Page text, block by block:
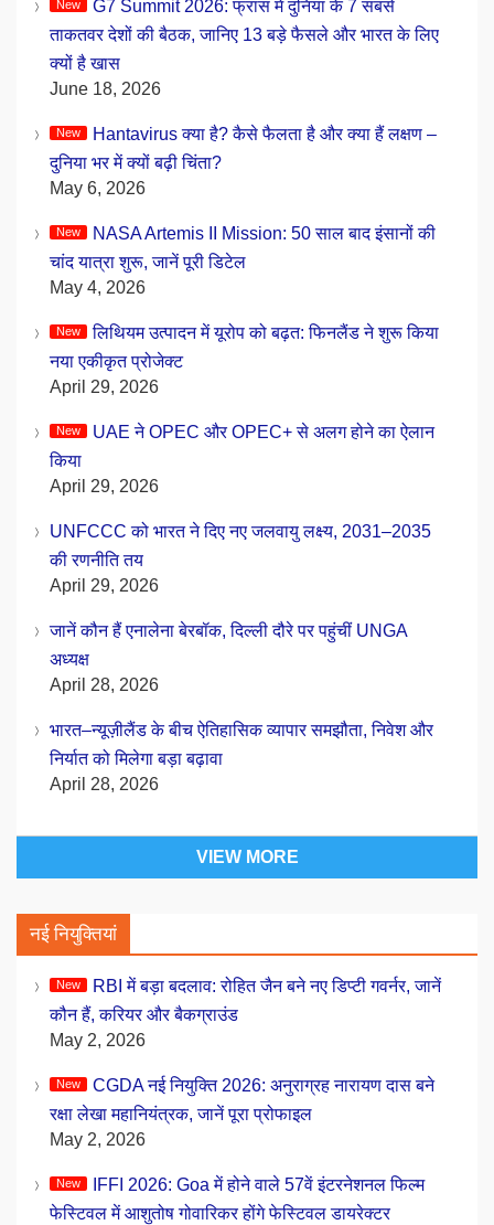
G7 Summit 2026: फ्रांस में दुनिया के 7 सबसे
ताकतवर देशों की बैठक, जानिए 13 बड़े फैसले और भारत के लिए
क्यों है खास
June 18, 2026
Hantavirus क्या है? कैसे फैलता है और क्या हैं लक्षण –
दुनिया भर में क्यों बढ़ी चिंता?
May 6, 2026
NASA Artemis II Mission: 50 साल बाद इंसानों की
चांद यात्रा शुरू, जानें पूरी डिटेल
May 4, 2026
लिथियम उत्पादन में यूरोप को बढ़त: फिनलैंड ने शुरू किया
नया एकीकृत प्रोजेक्ट
April 29, 2026
UAE ने OPEC और OPEC+ से अलग होने का ऐलान
किया
April 29, 2026
UNFCCC को भारत ने दिए नए जलवायु लक्ष्य, 2031–2035
की रणनीति तय
April 29, 2026
जानें कौन हैं एनालेना बेरबॉक, दिल्ली दौरे पर पहुंचीं UNGA
अध्यक्ष
April 28, 2026
भारत–न्यूज़ीलैंड के बीच ऐतिहासिक व्यापार समझौता, निवेश और
निर्यात को मिलेगा बड़ा बढ़ावा
April 28, 2026
VIEW MORE
नई नियुक्तियां
RBI में बड़ा बदलाव: रोहित जैन बने नए डिप्टी गवर्नर, जानें
कौन हैं, करियर और बैकग्राउंड
May 2, 2026
CGDA नई नियुक्ति 2026: अनुराग्रह नारायण दास बने
रक्षा लेखा महानियंत्रक, जानें पूरा प्रोफाइल
May 2, 2026
IFFI 2026: Goa में होने वाले 57वें इंटरनेशनल फिल्म
फेस्टिवल में आशुतोष गोवारिकर होंगे फेस्टिवल डायरेक्टर